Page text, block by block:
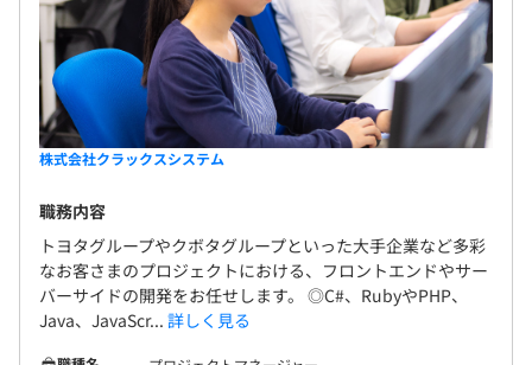
株式会社クラックスシステム
職務内容
トヨタグループやクボタグループといった大手企業など多彩
なお客さまのプロジェクトにおける、フロントエンドやサー
バーサイドの開発をお任せします。 ◎C#、RubyやPHP、
Java、JavaScr... 詳しく見る